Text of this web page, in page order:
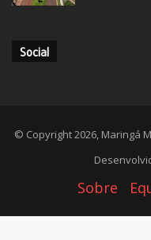
Social
© Copyright 2026, Maringá
Sobre